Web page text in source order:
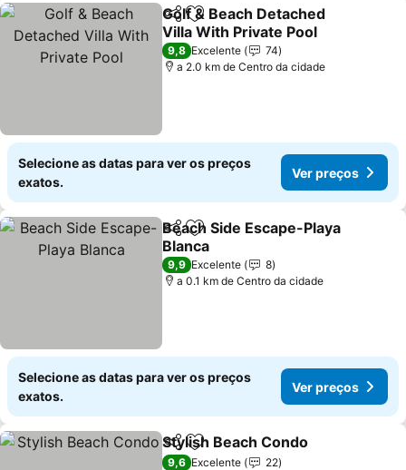
PartilharAdicionar aos favoritos
Golf & Beach Detached
Villa With Private Pool
9,8 Excelente
74
a 2.0 km de Centro da cidade
Selecione as datas para ver os preços
exatos.
Ver preços
PartilharAdicionar aos favoritos
Beach Side Escape-Playa
Blanca
9,9 Excelente
8
a 0.1 km de Centro da cidade
Selecione as datas para ver os preços
exatos.
Ver preços
PartilharAdicionar aos favoritos
Stylish Beach Condo
9,6 Excelente
22